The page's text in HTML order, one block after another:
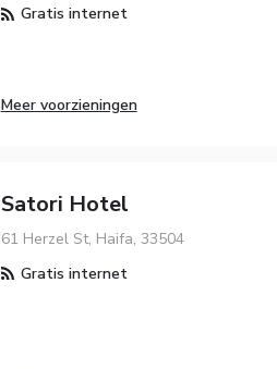
Gratis internet
Meer voorzieningen
Satori Hotel
61 Herzel St, Haifa, 33504
Gratis internet